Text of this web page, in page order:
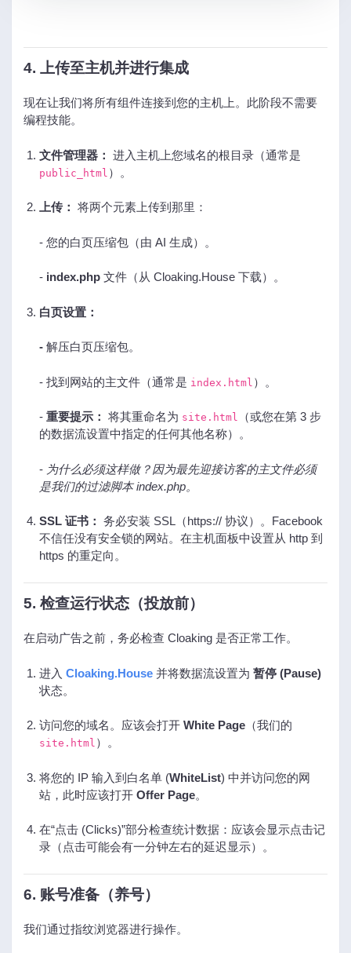
4. 上传至主机并进行集成
现在让我们将所有组件连接到您的主机上。此阶段不需要
编程技能。
文件管理器： 进入主机上您域名的根目录（通常是
public_html ）。
上传： 将两个元素上传到那里：
- 您的白页压缩包（由 AI 生成）。
- index.php 文件（从 Cloaking.House 下载）。
白页设置：
- 解压白页压缩包。
- 找到网站的主文件（通常是 index.html ）。
- 重要提示： 将其重命名为 site.html
（或您在第 3 步
的数据流设置中指定的任何其他名称）。
- 为什么必须这样做？因为最先迎接访客的主文件必须
是我们的过滤脚本 index.php。
SSL 证书： 务必安装 SSL（https:// 协议）。Facebook
不信任没有安全锁的网站。在主机面板中设置从 http 到
https 的重定向。
5. 检查运行状态（投放前）
在启动广告之前，务必检查 Cloaking 是否正常工作。
进入 Cloaking.House 并将数据流设置为 暂停 (Pause)
状态。
访问您的域名。应该会打开 White Page （我们的
site.html ）。
将您的 IP 输入到白名单 (WhiteList) 中并访问您的网
站，此时应该打开 Offer Page。
在“点击 (Clicks)”部分检查统计数据：应该会显示点击记
录（点击可能会有一分钟左右的延迟显示）。
6. 账号准备（养号）
我们通过指纹浏览器进行操作。